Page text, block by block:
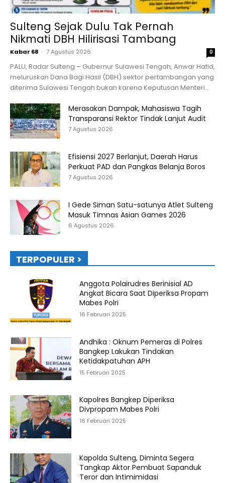
Sulteng Sejak Dulu Tak Pernah
Nikmati DBH Hilirisasi Tambang
Kabar 68 - 7 Agustus 2026 0
PALU, Radar Sulteng – Gubernur Sulawesi Tengah, Anwar Hafid,
meluruskan Dana Bagi Hasil (DBH) sektor pertambangan yang
diterima Sulawesi Tengah bukan karena Keputusan Menteri...
Merasakan Dampak, Mahasiswa Tagih
Transparansi Rektor Tindak Lanjut Audit
7 Agustus 2026
Efisiensi 2027 Berlanjut, Daerah Harus
Perkuat PAD dan Pangkas Belanja Boros
7 Agustus 2026
I Gede Siman Satu-satunya Atlet Sulteng
Masuk Timnas Asian Games 2026
6 Agustus 2026
TERPOPULER >
Anggota Polairudres Berinisial AD
Angkat Bicara Saat Diperiksa Propam
Mabes Polri
16 Februari 2025
Andhika : Oknum Pemeras di Polres
Bangkep Lakukan Tindakan
Ketidakpatuhan APH
15 Februari 2025
Kapolres Bangkep Diperiksa
Divpropam Mabes Polri
16 Februari 2025
Kapolda Sulteng, Diminta Segera
Tangkap Aktor Pembuat Sapanduk
Teror dan Intimimidasi